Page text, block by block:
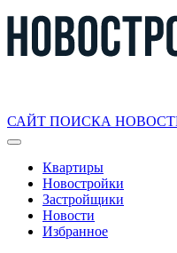
САЙТ ПОИСКА
Квартиры
Новостройки
Застройщики
Новости
Избранное